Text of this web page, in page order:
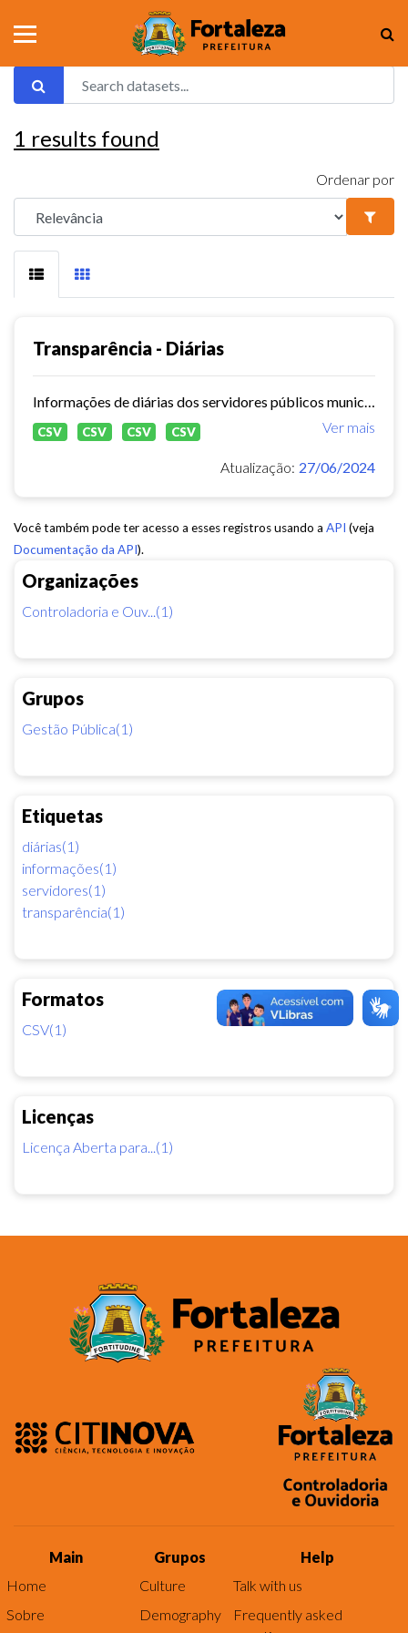
Organizações
Controladoria e Ouv...(1)
Grupos
Gestão Pública(1)
Etiquetas
diárias(1)
informações(1)
servidores(1)
transparência(1)
Formatos
CSV(1)
Licenças
Licença Aberta para...(1)
1 results found
Ordenar por
Transparência - Diárias
Ver mais
CSV CSV CSV CSV
Atualização: 27/06/2024
Você também pode ter acesso a esses registros usando a API (veja
Documentação da API).
Main
Home
Sobre
Grupos
Culture
Demography
Help
Talk with us
Frequently asked